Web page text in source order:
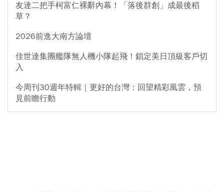
友達二把手柯富仁裸辭內幕！「落後群創」成最後稻
草？
2026前進大南方論壇
佳世達集團艦隊無人機小隊起飛！鎖定美日頂級客戶切
入
今周刊30週年特輯｜更好的台灣：回望精彩風雲，預
見前瞻行動